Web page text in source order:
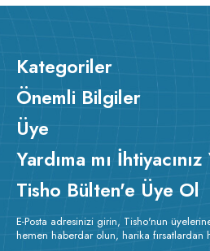
Kategoriler
Önemli Bilgiler
Üye
Yardıma mı
Tisho Bülten'e Üye Ol
E-Posta adresinizi girin, Tisho'nun
hemen haberdar olun, harika fırsatlardan